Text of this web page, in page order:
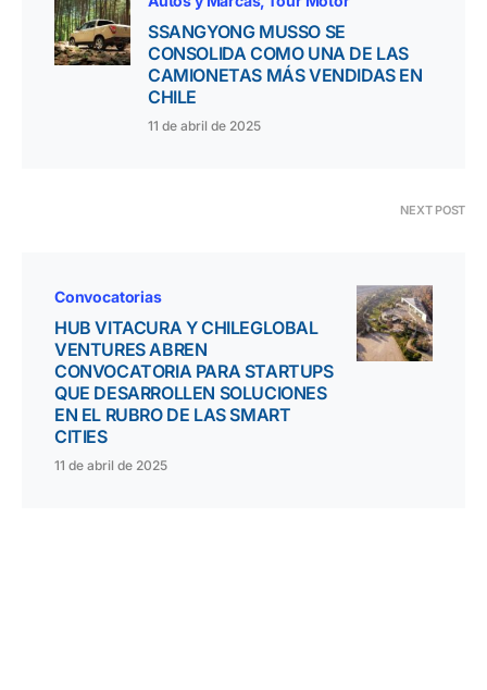
SSANGYONG MUSSO SE
CONSOLIDA COMO UNA DE LAS
CAMIONETAS MÁS VENDIDAS EN
CHILE
11 de abril de 2025
NEXT POST
Convocatorias
HUB VITACURA Y CHILEGLOBAL
VENTURES ABREN
CONVOCATORIA PARA STARTUPS
QUE DESARROLLEN SOLUCIONES
EN EL RUBRO DE LAS SMART
CITIES
11 de abril de 2025